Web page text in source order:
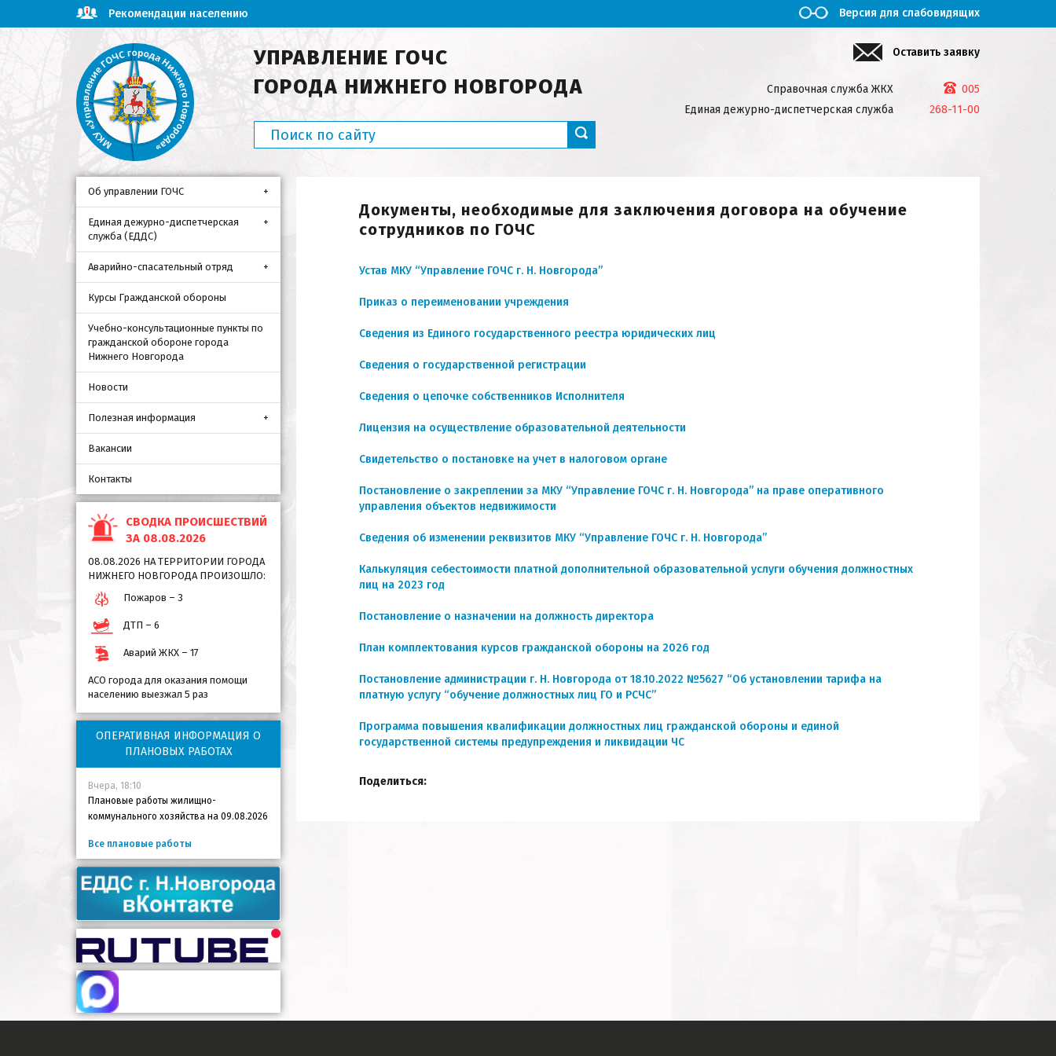
Рекомендации населению Версия для слабовидящих
УПРАВЛЕНИЕ ГОЧС
ГОРОДА НИЖНЕГО НОВГОРОДА
Оставить заявку
Справочная служба ЖКХ
005
Единая дежурно-диспетчерская служба
268-11-00
Об управлении ГОЧС
Единая дежурно-диспетчерская
служба (ЕДДС)
Аварийно-спасательный отряд
Курсы Гражданской обороны
Учебно-консультационные пункты по
гражданской обороне города
Нижнего Новгорода
Новости
Полезная информация
Вакансии
Контакты
СВОДКА ПРОИСШЕСТВИЙ
ЗА 08.08.2026
08.08.2026 НА ТЕРРИТОРИИ ГОРОДА
НИЖНЕГО НОВГОРОДА ПРОИЗОШЛО:
Пожаров – 3
ДТП – 6
Аварий ЖКХ – 17
АСО города для оказания помощи
населению выезжал 5 раз
ОПЕРАТИВНАЯ ИНФОРМАЦИЯ О
ПЛАНОВЫХ РАБОТАХ
Вчера, 18:10
Плановые работы жилищно-
коммунального хозяйства на 09.08.2026
Все плановые работы
Документы, необходимые для заключения договора на обучение
сотрудников по ГОЧС
Устав МКУ “Управление ГОЧС г. Н. Новгорода”
Приказ о переименовании учреждения
Сведения из Единого государственного реестра юридических лиц
Сведения о государственной регистрации
Сведения о цепочке собственников Исполнителя
Лицензия на осуществление образовательной деятельности
Свидетельство о постановке на учет в налоговом органе
Постановление о закреплении за МКУ “Управление ГОЧС г. Н. Новгорода” на праве оперативного
управления объектов недвижимости
Сведения об изменении реквизитов МКУ “Управление ГОЧС г. Н. Новгорода”
Калькуляция себестоимости платной дополнительной образовательной услуги обучения должностных
лиц на 2023 год
Постановление о назначении на должность директора
План комплектования курсов гражданской обороны на 2026 год
Постановление администрации г. Н. Новгорода от 18.10.2022 №5627 “Об установлении тарифа на
платную услугу “обучение должностных лиц ГО и РСЧС”
Программа повышения квалификации должностных лиц гражданской обороны и единой
государственной системы предупреждения и ликвидации ЧС
Поделиться: